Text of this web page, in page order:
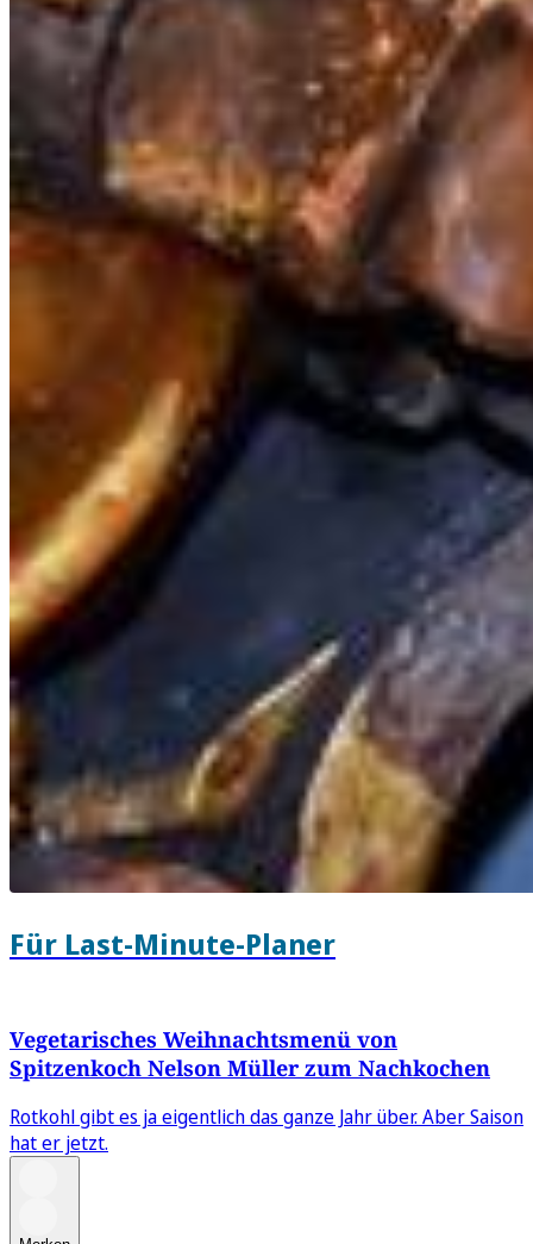
Für Last-Minute-Planer
Vegetarisches Weihnachtsmenü von
Spitzenkoch Nelson Müller zum Nachkochen
Rotkohl gibt es ja eigentlich das ganze Jahr über. Aber Saison
hat er jetzt.